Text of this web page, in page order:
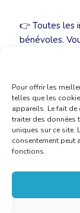
Pour offrir les
telles que les
appareils. Le fait
traiter des données
uniques sur ce site.
consentement peut
fonctions.
👉 Toutes les
bénévoles.